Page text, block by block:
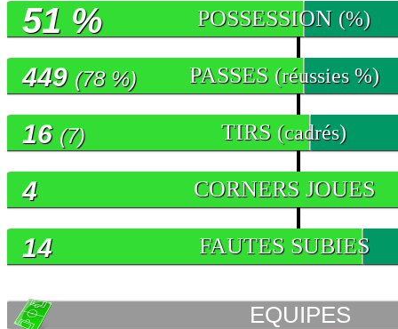
POSSESSION (%)
51 %
PASSES (réussies %)
449 (78 %)
TIRS (cadrés)
16 (7)
CORNERS JOUES
4
FAUTES SUBIES
14
EQUIPES